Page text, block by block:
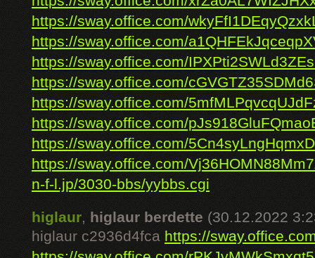
https://sway.office.com/
https://sway.office.com/
https://sway.office.com/
https://sway.office.com/
https://sway.office.com/
https://sway.office.com/
https://sway.office.com/
https://sway.office.com/
n-f-l.jp/3030-bbs/yybbs.cgi
higlaur, higlaur berdette (30.12.2022
higlaur c2936d4fca https://